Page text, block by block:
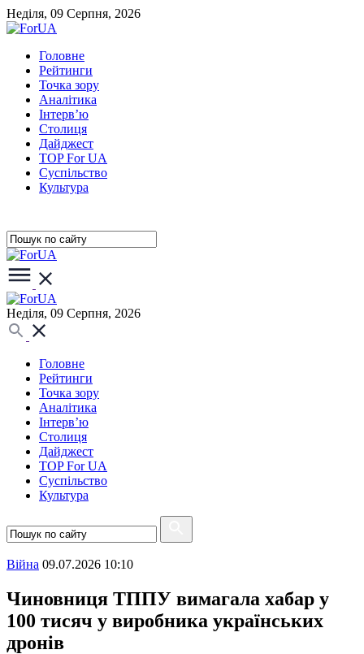
Неділя, 09 Серпня, 2026
Головне
Рейтинги
Точка зору
Аналітика
Інтерв’ю
Столиця
Дайджест
TOP For UA
Суспiльство
Культура
Неділя, 09 Серпня, 2026
Головне
Рейтинги
Точка зору
Аналітика
Інтерв’ю
Столиця
Дайджест
TOP For UA
Суспiльство
Культура
Війна 09.07.2026 10:10
Чиновниця ТППУ вимагала хабар у
100 тисяч у виробника українських
дронів